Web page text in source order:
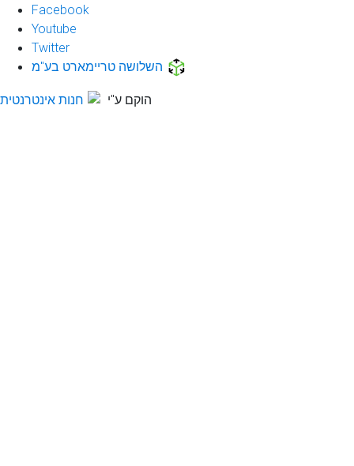
Facebook
Youtube
Twitter
השלושה טריימארט בע"מ
הוקם ע"י חנות אינטרנטית